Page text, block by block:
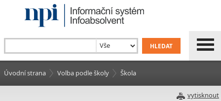
Úvodní strana Volba podle školy Škola
vytisknout